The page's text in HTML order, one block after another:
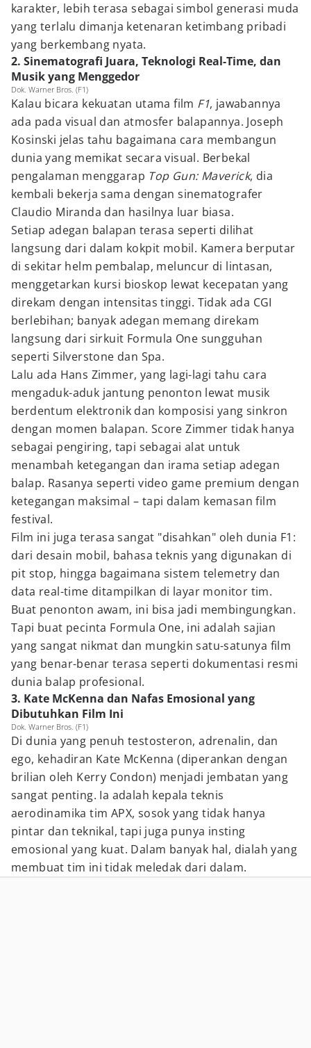
karakter, lebih terasa sebagai simbol generasi muda
yang terlalu dimanja ketenaran ketimbang pribadi
yang berkembang nyata.
2. Sinematografi Juara, Teknologi Real-Time, dan
Musik yang Menggedor
Dok. Warner Bros. (F1)
Kalau bicara kekuatan utama film F1, jawabannya
ada pada visual dan atmosfer balapannya. Joseph
Kosinski jelas tahu bagaimana cara membangun
dunia yang memikat secara visual. Berbekal
pengalaman menggarap Top Gun: Maverick, dia
kembali bekerja sama dengan sinematografer
Claudio Miranda dan hasilnya luar biasa.
Setiap adegan balapan terasa seperti dilihat
langsung dari dalam kokpit mobil. Kamera berputar
di sekitar helm pembalap, meluncur di lintasan,
menggetarkan kursi bioskop lewat kecepatan yang
direkam dengan intensitas tinggi. Tidak ada CGI
berlebihan; banyak adegan memang direkam
langsung dari sirkuit Formula One sungguhan
seperti Silverstone dan Spa.
Lalu ada Hans Zimmer, yang lagi-lagi tahu cara
mengaduk-aduk jantung penonton lewat musik
berdentum elektronik dan komposisi yang sinkron
dengan momen balapan. Score Zimmer tidak hanya
sebagai pengiring, tapi sebagai alat untuk
menambah ketegangan dan irama setiap adegan
balap. Rasanya seperti video game premium dengan
ketegangan maksimal – tapi dalam kemasan film
festival.
Film ini juga terasa sangat "disahkan" oleh dunia F1:
dari desain mobil, bahasa teknis yang digunakan di
pit stop, hingga bagaimana sistem telemetry dan
data real-time ditampilkan di layar monitor tim.
Buat penonton awam, ini bisa jadi membingungkan.
Tapi buat pecinta Formula One, ini adalah sajian
yang sangat nikmat dan mungkin satu-satunya film
yang benar-benar terasa seperti dokumentasi resmi
dunia balap profesional.
3. Kate McKenna dan Nafas Emosional yang
Dibutuhkan Film Ini
Dok. Warner Bros. (F1)
Di dunia yang penuh testosteron, adrenalin, dan
ego, kehadiran Kate McKenna (diperankan dengan
brilian oleh Kerry Condon) menjadi jembatan yang
sangat penting. Ia adalah kepala teknis
aerodinamika tim APX, sosok yang tidak hanya
pintar dan teknikal, tapi juga punya insting
emosional yang kuat. Dalam banyak hal, dialah yang
membuat tim ini tidak meledak dari dalam.